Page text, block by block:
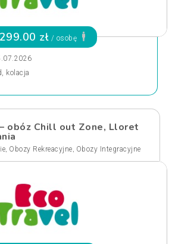
zł / osobę
kolacja
obóz Chill out Zone, Lloret
, Obozy Rekreacyjne, Obozy Integracyjne